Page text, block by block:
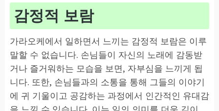
감정적 보람
가라오케에서 일하면서 느끼는 감정적 보람은 이루
말할 수 없습니다. 손님들이 자신의 노래에 감동받
거나 즐거워하는 모습을 보면, 자부심을 느끼게 됩
니다. 또한, 손님들과의 소통을 통해 그들의 이야기
에 귀 기울이고 공감하는 과정에서 인간적인 유대감